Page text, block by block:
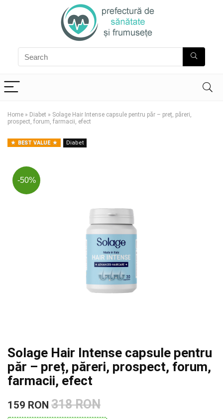
Home » Diabet » Solage Hair Intense capsule pentru păr – preț, păreri,
prospect, forum, farmacii, efect
BEST VALUE Diabet
-50%
Solage Hair Intense capsule pentru
păr – preț, păreri, prospect, forum,
farmacii, efect
159 RON 318 RON